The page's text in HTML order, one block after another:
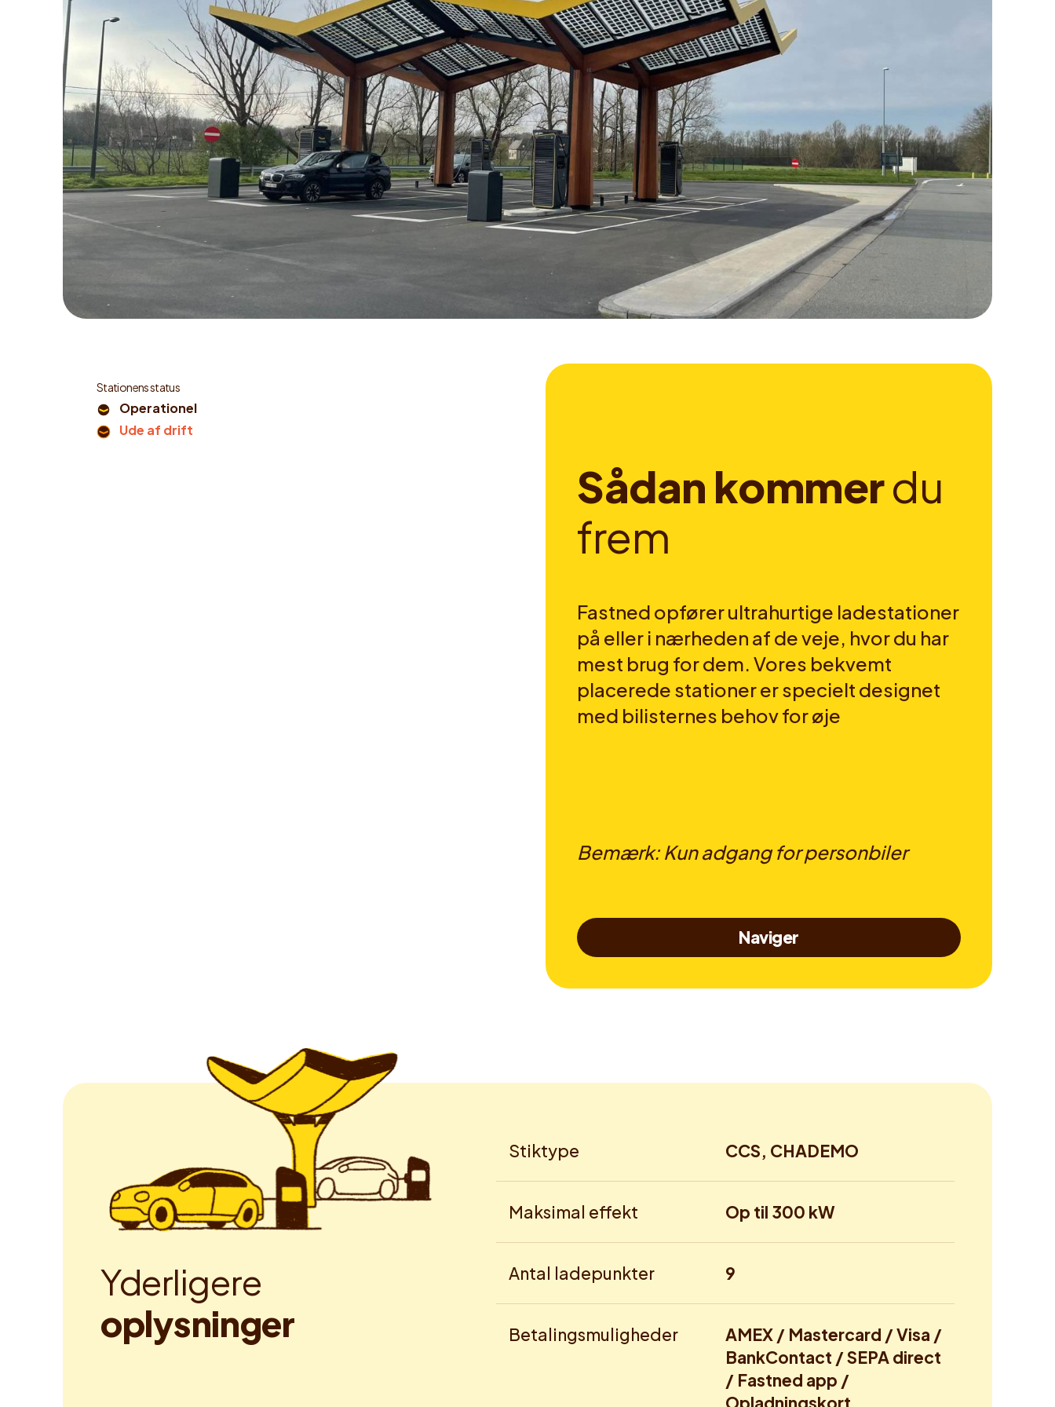
Stationens status
Operationel
Ude af drift
Sådan kommerdu
frem
Fastned opfører ultrahurtige ladestationer
på eller i nærheden af de veje, hvor du har
mest brug for dem. Vores bekvemt
placerede stationer er specielt designet
med bilisternes behov for øje
Bemærk: Kun adgang for personbiler
Naviger
Yderligere
oplysninger
Stiktype CCS, CHADEMO
Maksimal effekt Op til 300 kW
Antal ladepunkter 9
Betalingsmuligheder
AMEX / Mastercard / Visa /
BankContact / SEPA direct
/ Fastned app /